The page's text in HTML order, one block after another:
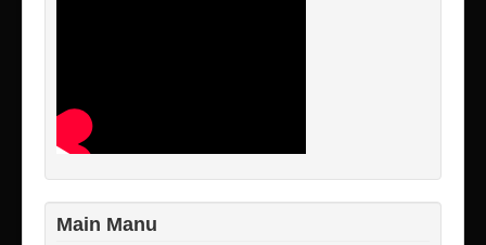
Main Manu